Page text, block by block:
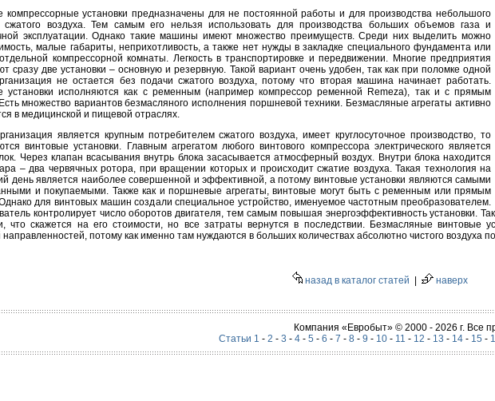
компрессорные установки предназначены для не постоянной работы и для производства небольшого
сжатого воздуха. Тем самым его нельзя использовать для производства больших объемов газа и
эксплуатации. Однако такие машины имеют множество преимуществ. Среди них выделить можно
малые габариты, неприхотливость, а также нет нужды в закладке специального фундамента или
компрессорной комнаты. Легкость в транспортировке и передвижении. Многие предприятия
сразу две установки – основную и резервную. Такой вариант очень удобен, так как при поломке одной
не остается без подачи сжатого воздуха, потому что вторая машина начинает работать.
установки исполняются как с ременным (например компрессор ременной Remeza), так и с прямым
множество вариантов безмасляного исполнения поршневой техники. Безмасляные агрегаты активно
в медицинской и пищевой отраслях.
является крупным потребителем сжатого воздуха, имеет круглосуточное производство, то
винтовые установки. Главным агрегатом любого винтового компрессора электрического является
Через клапан всасывания внутрь блока засасывается атмосферный воздух. Внутри блока находится
– два червячных ротора, при вращении которых и происходит сжатие воздуха. Такая технология на
день является наиболее совершенной и эффективной, а потому винтовые установки являются самыми
и покупаемыми. Также как и поршневые агрегаты, винтовые могут быть с ременным или прямым
для винтовых машин создали специальное устройство, именуемое частотным преобразователем.
контролирует число оборотов двигателя, тем самым повышая энергоэффективность установки.
что скажется на его стоимости, но все затраты вернутся в последствии. Безмасляные винтовые
направленностей, потому как именно там нуждаются в больших количествах абсолютно чистого воздуха
назад в каталог статей наверх
Компания «Евробыт» © 2000 - 2026 г. Все
Статьи 1 - 2 - 3 - 4- 5 - 6 - 7 - 8- 9 - 10- 11 - 12 - 13 - 14- 15 -